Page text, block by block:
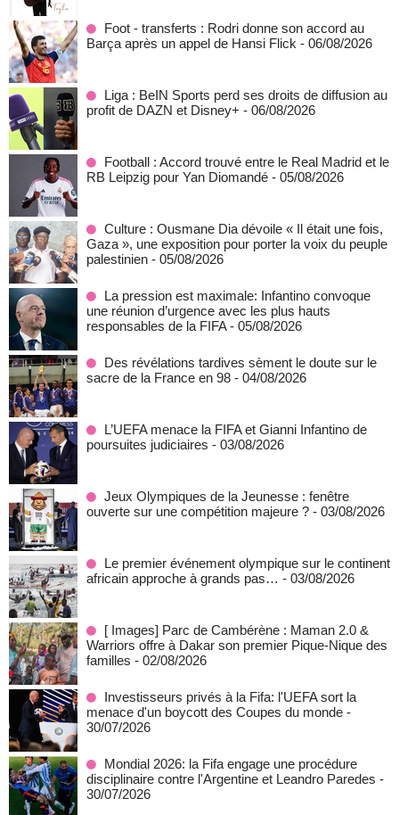
Foot - transferts : Rodri donne son accord au
Barça après un appel de Hansi Flick - 06/08/2026
Liga : BeIN Sports perd ses droits de diffusion au
profit de DAZN et Disney+ - 06/08/2026
Football : Accord trouvé entre le Real Madrid et le
RB Leipzig pour Yan Diomandé - 05/08/2026
Culture : Ousmane Dia dévoile « Il était une fois,
Gaza », une exposition pour porter la voix du peuple
palestinien - 05/08/2026
La pression est maximale: Infantino convoque
une réunion d’urgence avec les plus hauts
responsables de la FIFA - 05/08/2026
Des révélations tardives sèment le doute sur le
sacre de la France en 98 - 04/08/2026
L’UEFA menace la FIFA et Gianni Infantino de
poursuites judiciaires - 03/08/2026
Jeux Olympiques de la Jeunesse : fenêtre
ouverte sur une compétition majeure ? - 03/08/2026
Le premier événement olympique sur le continent
africain approche à grands pas… - 03/08/2026
[ Images] Parc de Cambérène : Maman 2.0 &
Warriors offre à Dakar son premier Pique-Nique des
familles - 02/08/2026
Investisseurs privés à la Fifa: l'UEFA sort la
menace d'un boycott des Coupes du monde -
30/07/2026
Mondial 2026: la Fifa engage une procédure
disciplinaire contre l'Argentine et Leandro Paredes -
30/07/2026